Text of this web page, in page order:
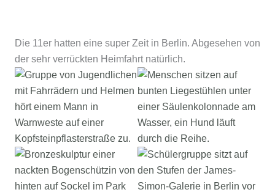
Die 11er hatten eine super Zeit in Berlin. Abgesehen von
der sehr verrückten Heimfahrt natürlich.